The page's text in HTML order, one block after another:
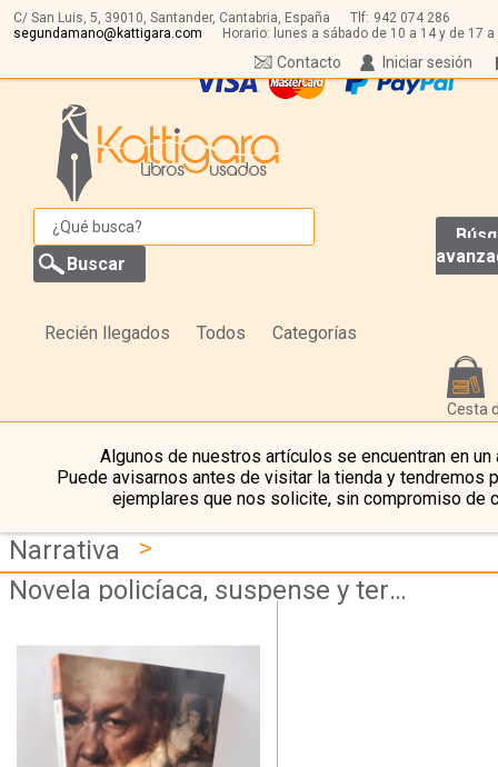
C/ San Luis, 5, 39010, Santander, Cantabria, España Tlf: 942 074 286
segundamano@kattigara.com
Horario: lunes a sábado de 10 a 14 y de 17 a
Iniciar sesión
Contacto
Recién llegados Todos Categorías
Cesta
Algunos de nuestros artículos se encuentran en un
Puede avisarnos antes de visitar la tienda y tendremos
ejemplares que nos solicite, sin compromiso de
Narrativa
>
Novela policíaca, suspense y terror